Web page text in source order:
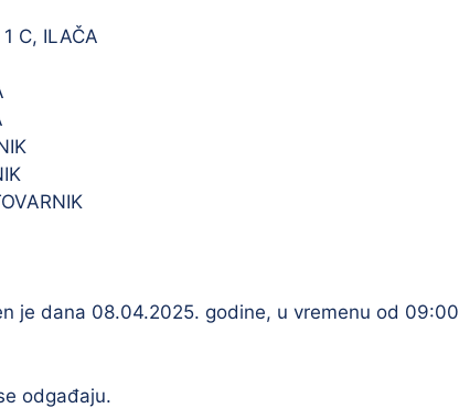
Vatrogastvo
C, ILAČA
je dana 08.04.2025. godine, u vremenu od 09:00
odgađaju.